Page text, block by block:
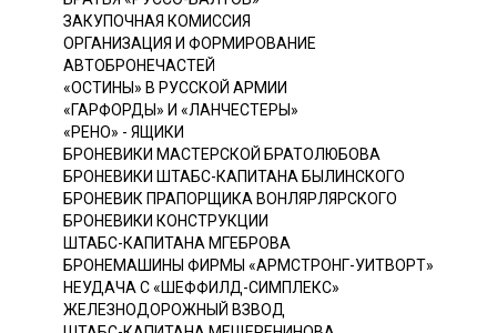
ЗАКУПОЧНАЯ КОМИССИЯ
ОРГАНИЗАЦИЯ И ФОРМИРОВАНИЕ
АВТОБРОНЕЧАСТЕЙ
«ОСТИНЫ» В РУССКОЙ АРМИИ
«ГАРФОРДЫ» И «ЛАНЧЕСТЕРЫ»
«РЕНО» - ЯЩИКИ
БРОНЕВИКИ МАСТЕРСКОЙ БРАТОЛЮБОВА
БРОНЕВИКИ ШТАБС-КАПИТАНА БЫЛИНСКОГО
БРОНЕВИК ПРАПОРЩИКА ВОНЛЯРЛЯРСКОГО
БРОНЕВИКИ КОНСТРУКЦИИ
ШТАБС-КАПИТАНА МГЕБРОВА
БРОНЕМАШИНЫ ФИРМЫ «АРМСТРОНГ-УИТВОРТ»
НЕУДАЧА С «ШЕФФИЛД-СИМПЛЕКС»
ЖЕЛЕЗНОДОРОЖНЫЙ ВЗВОД